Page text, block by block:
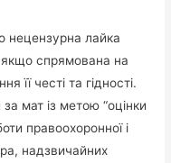
нецензурна лайка
якщо спрямована на
її честі та гідності.
мат із метою “оцінки
правоохоронної і
надзвичайних